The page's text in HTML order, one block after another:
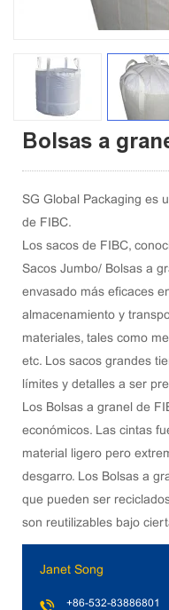
Bolsas a
SG Global Packaging es
de FIBC.
Los sacos de FIBC,
Sacos Jumbo/ Bolsas a
envasado más eficaces
almacenamiento y
materiales, tales como
etc. Los sacos grandes
límites y detalles a ser
Los Bolsas a granel de
económicos. Las cintas
material ligero pero
desgarro. Los Bolsas a
que pueden ser
son reutilizables bajo
Janet Song
+86-532-83886801